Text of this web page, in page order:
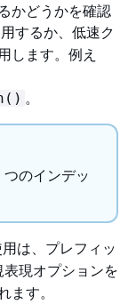
かどうかを確認
するか、低速ク
します。例え
。
つのインデッ
は、プレフィッ
表現オプションを
ます。